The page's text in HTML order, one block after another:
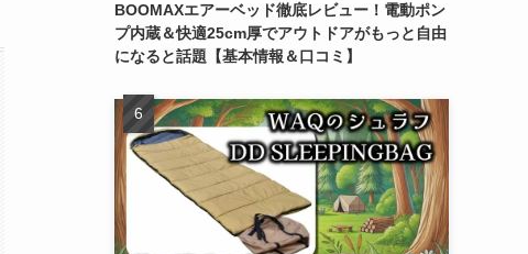
BOOMAXエアーベッド徹底レビュー！電動ポン
プ内蔵＆快適25cm厚でアウトドアがもっと自由
になると話題【基本情報＆口コミ】